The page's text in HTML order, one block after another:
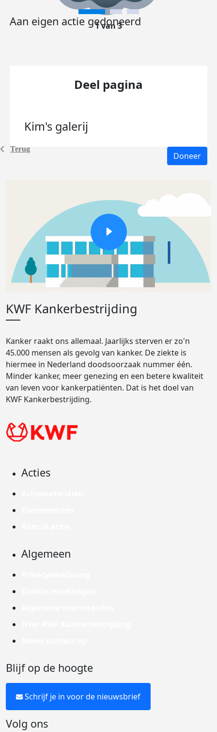
Terug
Aan eigen actie gedoneerd
1 van 3
Deel pagina
Kim's galerij
Doneer
KWF Kankerbestrijding
Kanker raakt ons allemaal. Jaarlijks sterven er zo'n
45.000 mensen als gevolg van kanker. De ziekte is
hiermee in Nederland doodsoorzaak nummer één.
Minder kanker, meer genezing en een betere kwaliteit
van leven voor kankerpatiënten. Dat is het doel van
KWF Kankerbestrijding.
Acties
Algemeen
Blijf op de hoogte
Schrijf je in voor de nieuwsbrief
Volg ons